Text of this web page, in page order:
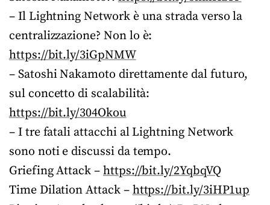
– Il Lightning Network è una strada verso la
centralizzazione? Non lo è:
https://bit.ly/3iGpNMW
– Satoshi Nakamoto direttamente dal futuro,
sul concetto di scalabilità:
https://bit.ly/304Okou
– I tre fatali attacchi al Lightning Network
sono noti e discussi da tempo.
Griefing Attack – https://bit.ly/2YqbqVQ
Time Dilation Attack –https://bit.ly/3iHP1up